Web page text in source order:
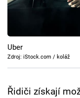
Cool Esport
Pořady
TV Program
Uber
Zdroj: iStock.com / koláž
Řidiči získají